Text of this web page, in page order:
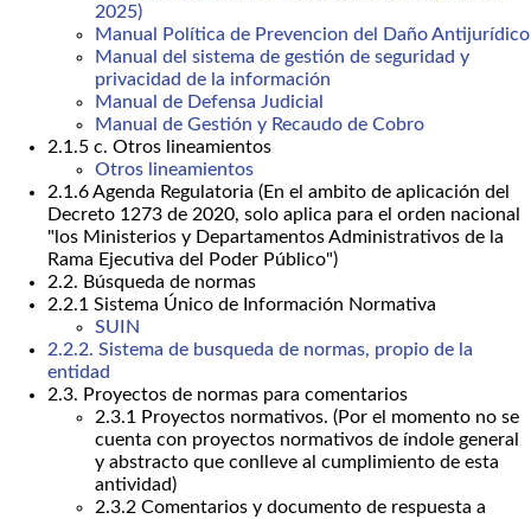
2025)
Manual Política de Prevencion del Daño Antijurídico
Manual del sistema de gestión de seguridad y
privacidad de la información
Manual de Defensa Judicial
Manual de Gestión y Recaudo de Cobro
2.1.5 c. Otros lineamientos
Otros lineamientos
2.1.6 Agenda Regulatoria (En el ambito de aplicación del
Decreto 1273 de 2020, solo aplica para el orden nacional
"los Ministerios y Departamentos Administrativos de la
Rama Ejecutiva del Poder Público")
2.2. Búsqueda de normas
2.2.1 Sistema Único de Información Normativa
SUIN
2.2.2. Sistema de busqueda de normas, propio de la
entidad
2.3. Proyectos de normas para comentarios
2.3.1 Proyectos normativos. (Por el momento no se
cuenta con proyectos normativos de índole general
y abstracto que conlleve al cumplimiento de esta
antividad)
2.3.2 Comentarios y documento de respuesta a